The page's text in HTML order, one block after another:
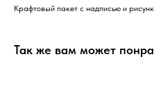
Крафтовый пакет с надписью и
Так же вам может